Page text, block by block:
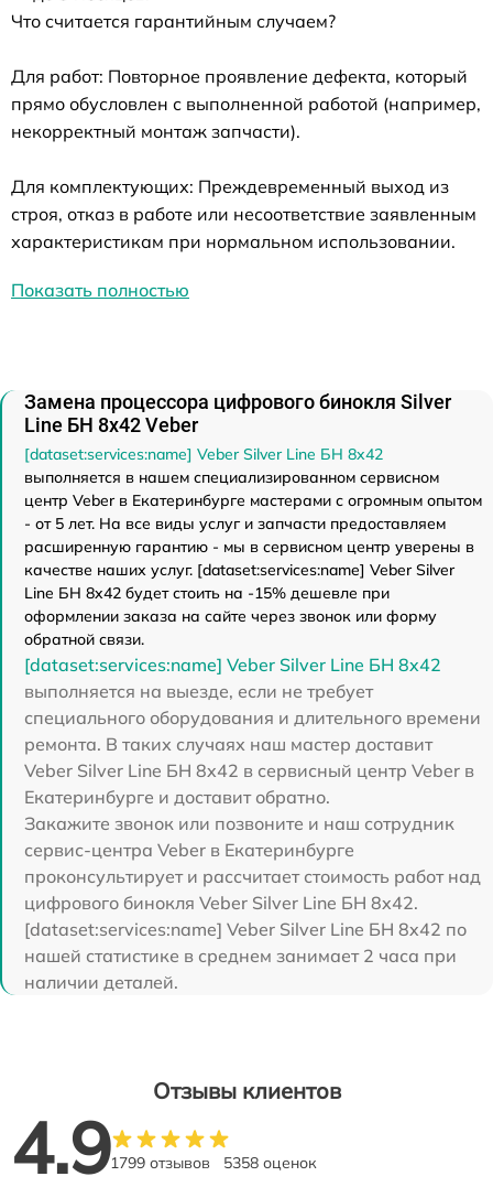
Что считается гарантийным случаем?
Для работ: Повторное проявление дефекта, который
прямо обусловлен с выполненной работой (например,
некорректный монтаж запчасти).
Для комплектующих: Преждевременный выход из
строя, отказ в работе или несоответствие заявленным
характеристикам при нормальном использовании.
Показать полностью
Замена процессора цифрового бинокля Silver
Line БН 8x42 Veber
[dataset:services:name] Veber Silver Line БН 8x42
выполняется в нашем специализированном сервисном
центр Veber в Екатеринбурге мастерами с огромным опытом
- от 5 лет. На все виды услуг и запчасти предоставляем
расширенную гарантию - мы в сервисном центр уверены в
качестве наших услуг. [dataset:services:name] Veber Silver
Line БН 8x42 будет стоить на -15% дешевле при
оформлении заказа на сайте через звонок или форму
обратной связи.
[dataset:services:name] Veber Silver Line БН 8x42
выполняется на выезде, если не требует
специального оборудования и длительного времени
ремонта. В таких случаях наш мастер доставит
Veber Silver Line БН 8x42 в сервисный центр Veber в
Екатеринбурге и доставит обратно.
Закажите звонок или позвоните и наш сотрудник
сервис-центра Veber в Екатеринбурге
проконсультирует и рассчитает стоимость работ над
цифрового бинокля Veber Silver Line БН 8x42.
[dataset:services:name] Veber Silver Line БН 8x42 по
нашей статистике в среднем занимает 2 часа при
наличии деталей.
Отзывы клиентов
4.91799 отзывов 5358 оценок